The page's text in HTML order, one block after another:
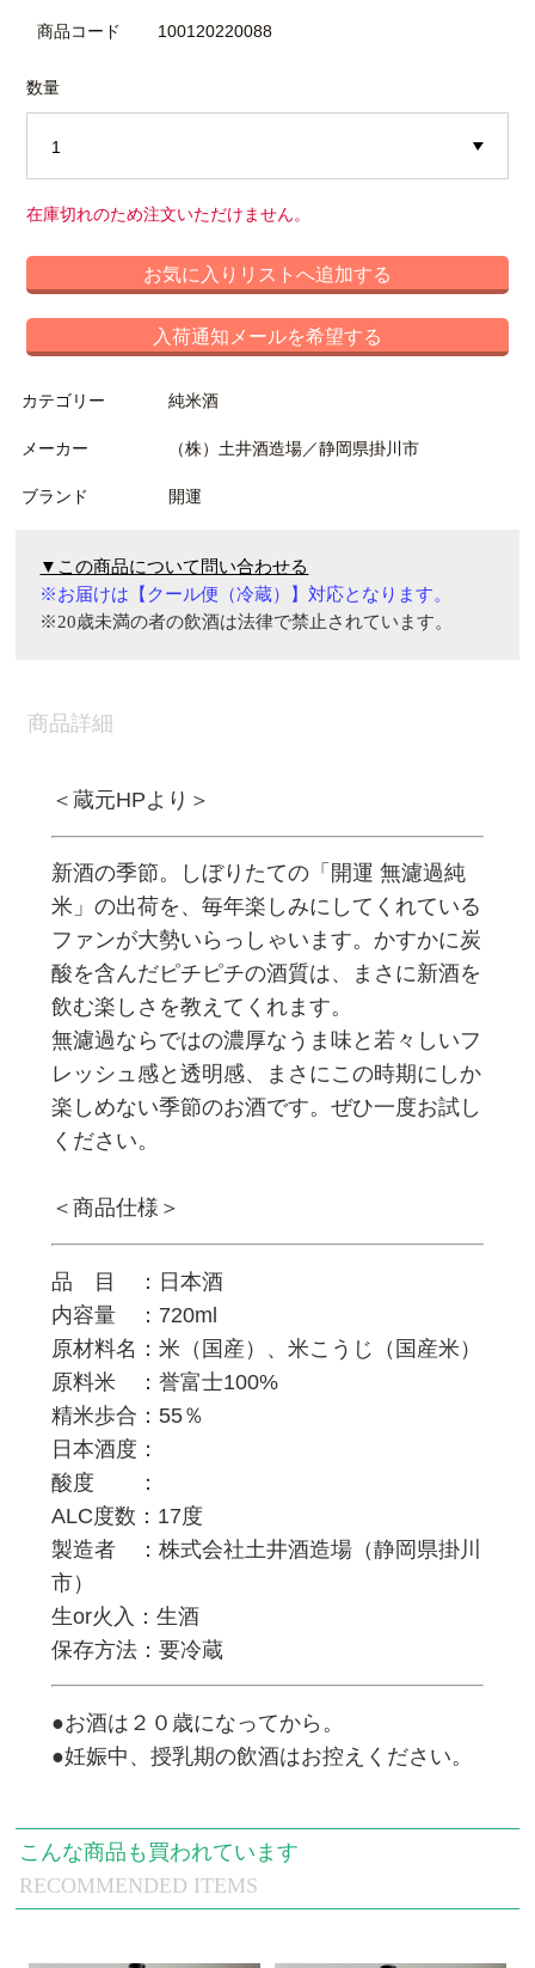
商品コード 100120220088
数量
在庫切れのため注文いただけません。
お気に入りリストへ追加する
入荷通知メールを希望する
カテゴリー 純米酒
メーカー （株）土井酒造場／静岡県掛川市
ブランド 開運
▼この商品について問い合わせる
※お届けは 【 クール便（冷蔵） 】対応となります。
※20歳未満の者の飲酒は法律で禁止されています。
商品詳細
＜蔵元HPより＞
新酒の季節。しぼりたての「開運 無濾過純
米」の出荷を、毎年楽しみにしてくれている
ファンが大勢いらっしゃいます。かすかに炭
酸を含んだピチピチの酒質は、まさに新酒を
飲む楽しさを教えてくれます。
無濾過ならではの濃厚なうま味と若々しいフ
レッシュ感と透明感、まさにこの時期にしか
楽しめない季節のお酒です。ぜひ一度お試し
ください。
＜商品仕様＞
品 目 ：日本酒
内容量 ：720ml
原材料名：米（国産）、米こうじ（国産米）
原料米 ：誉富士100%
精米歩合：55％
日本酒度：
酸度 ：
ALC度数：17度
製造者 ：株式会社土井酒造場（静岡県掛川
市）
生or火入：生酒
保存方法：要冷蔵
●お酒は２０歳になってから。
●妊娠中、授乳期の飲酒はお控えください。
RECOMMENDED ITEMS
こんな商品も買われています